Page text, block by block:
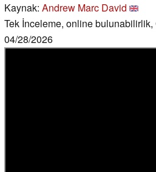
Kaynak: Andrew Marc David
Tek İnceleme, online bulunabilirlik,
04/28/2026